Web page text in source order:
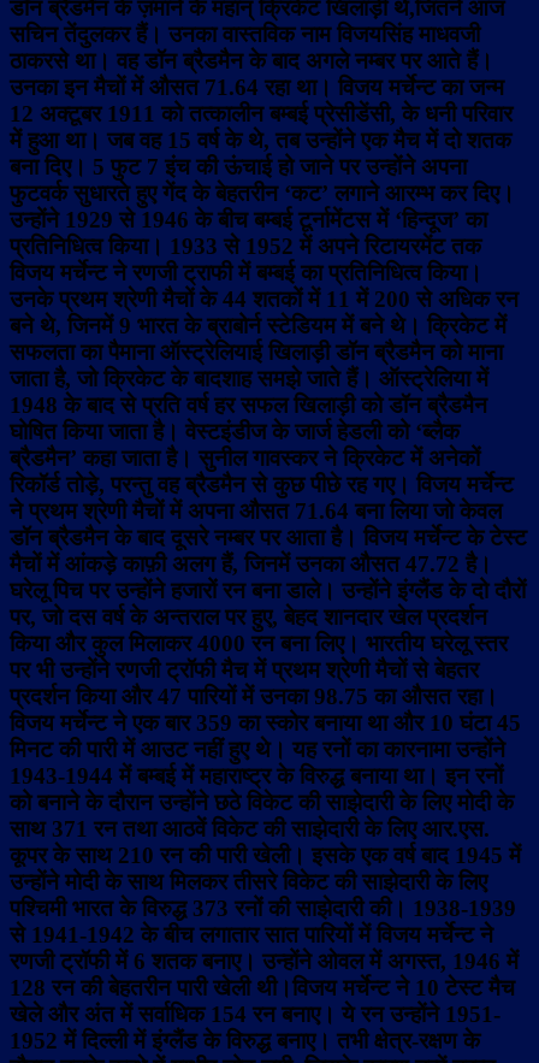
डॉन ब्रैडमैन के ज़माने के महान् क्रिकेट खिलाड़ी थे,जितने आज
सचिन तेंदुलकर हैं। उनका वास्तविक नाम विजयसिंह माधवजी
ठाकरसे था। वह डॉन ब्रैडमैन के बाद अगले नम्बर पर आते हैं।
उनका इन मैचों में औसत 71.64 रहा था। विजय मर्चेन्ट का जन्म
12 अक्टूबर 1911 को तत्कालीन बम्बई प्रेसीडेंसी, के धनी परिवार
में हुआ था। जब वह 15 वर्ष के थे, तब उन्होंने एक मैच में दो शतक
बना दिए। 5 फुट 7 इंच की ऊंचाई हो जाने पर उन्होंने अपना
फुटवर्क सुधारते हुए गेंद के बेहतरीन ‘कट’ लगाने आरम्भ कर दिए।
उन्होंने 1929 से 1946 के बीच बम्बई टूर्नामेंटस में ‘हिन्दूज’ का
प्रतिनिधित्व किया। 1933 से 1952 में अपने रिटायरमेंट तक
विजय मर्चेन्ट ने रणजी ट्राफी में बम्बई का प्रतिनिधित्व किया।
उनके प्रथम श्रेणी मैचों के 44 शतकों में 11 में 200 से अधिक रन
बने थे, जिनमें 9 भारत के ब्राबोर्न स्टेडियम में बने थे। क्रिकेट में
सफलता का पैमाना ऑस्ट्रेलियाई खिलाड़ी डॉन ब्रैडमैन को माना
जाता है, जो क्रिकेट के बादशाह समझे जाते हैं। ऑस्ट्रेलिया में
1948 के बाद से प्रति वर्ष हर सफल खिलाड़ी को डॉन ब्रैडमैन
घोषित किया जाता है। वेस्टइंडीज के जार्ज हेडली को ‘ब्लैक
ब्रैडमैन’ कहा जाता है। सुनील गावस्कर ने क्रिकेट में अनेकों
रिकॉर्ड तोड़े, परन्तु वह ब्रैडमैन से कुछ पीछे रह गए। विजय मर्चेन्ट
ने प्रथम श्रेणी मैचों में अपना औसत 71.64 बना लिया जो केवल
डॉन ब्रैडमैन के बाद दूसरे नम्बर पर आता है। विजय मर्चेन्ट के टेस्ट
मैचों में आंकड़े काफ़ी अलग हैं, जिनमें उनका औसत 47.72 है।
घरेलू पिच पर उन्होंने हजारों रन बना डाले। उन्होंने इंग्लैंड के दो दौरों
पर, जो दस वर्ष के अन्तराल पर हुए, बेहद शानदार खेल प्रदर्शन
किया और कुल मिलाकर 4000 रन बना लिए। भारतीय घरेलू स्तर
पर भी उन्होंने रणजी ट्रॉफी मैच में प्रथम श्रेणी मैचों से बेहतर
प्रदर्शन किया और 47 पारियों में उनका 98.75 का औसत रहा।
विजय मर्चेन्ट ने एक बार 359 का स्कोर बनाया था और 10 घंटा 45
मिनट की पारी में आउट नहीं हुए थे। यह रनों का कारनामा उन्होंने
1943-1944 में बम्बई में महाराष्ट्र के विरुद्ध बनाया था। इन रनों
को बनाने के दौरान उन्होंने छठे विकेट की साझेदारी के लिए मोदी के
साथ 371 रन तथा आठवें विकेट की साझेदारी के लिए आर.एस.
कूपर के साथ 210 रन की पारी खेली। इसके एक वर्ष बाद 1945 में
उन्होंने मोदी के साथ मिलकर तीसरे विकेट की साझेदारी के लिए
पश्चिमी भारत के विरुद्ध 373 रनों की साझेदारी की। 1938-1939
से 1941-1942 के बीच लगातार सात पारियों में विजय मर्चेन्ट ने
रणजी ट्रॉफी में 6 शतक बनाए। उन्होंने ओवल में अगस्त, 1946 में
128 रन की बेहतरीन पारी खेली थी।विजय मर्चेन्ट ने 10 टेस्ट मैच
खेले और अंत में सर्वाधिक 154 रन बनाए। ये रन उन्होंने 1951-
1952 में दिल्ली में इंग्लैंड के विरुद्ध बनाए। तभी क्षेत्र-रक्षण के